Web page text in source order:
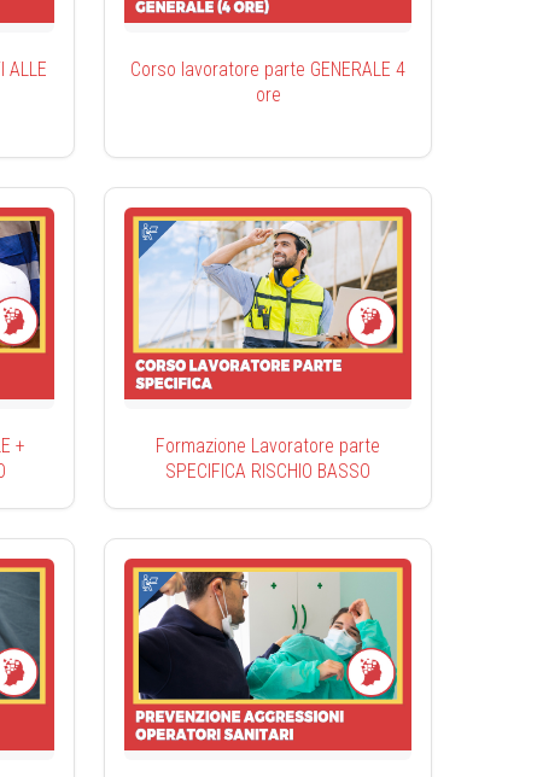
ALLE
Corso lavoratore parte GENERALE 4
ore
+
Formazione Lavoratore parte
SPECIFICA RISCHIO BASSO